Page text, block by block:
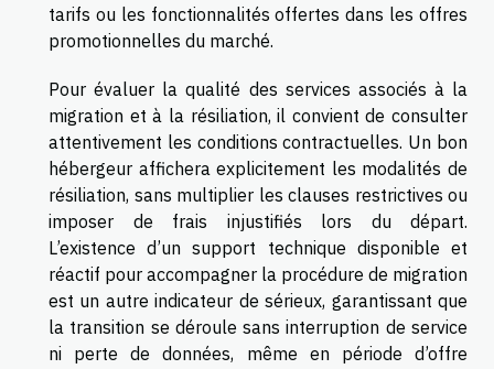
tarifs ou les fonctionnalités offertes dans les offres
promotionnelles du marché.
Pour évaluer la qualité des services associés à la
migration et à la résiliation, il convient de consulter
attentivement les conditions contractuelles. Un bon
hébergeur affichera explicitement les modalités de
résiliation, sans multiplier les clauses restrictives ou
imposer de frais injustifiés lors du départ.
L’existence d’un support technique disponible et
réactif pour accompagner la procédure de migration
est un autre indicateur de sérieux, garantissant que
la transition se déroule sans interruption de service
ni perte de données, même en période d’offre